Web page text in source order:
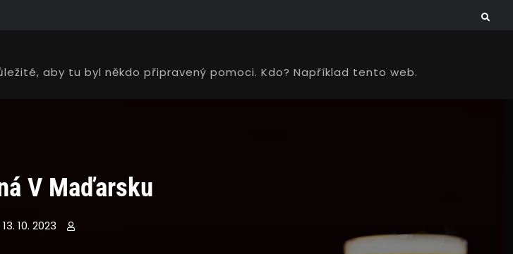
Search
aby tu byl někdo připravený pomoci. Kdo? Například tento web.
V Maďarsku
13. 10. 2023